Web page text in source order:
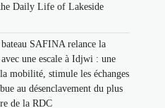
Daily Life of Lakeside
SAFINA relance la
une escale à Idjwi : une
mobilité, stimule les échanges
au désenclavement du plus
de la RDC